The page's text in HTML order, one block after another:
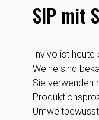
SIP mit
Invivo ist heute
Weine sind
Sie verwenden